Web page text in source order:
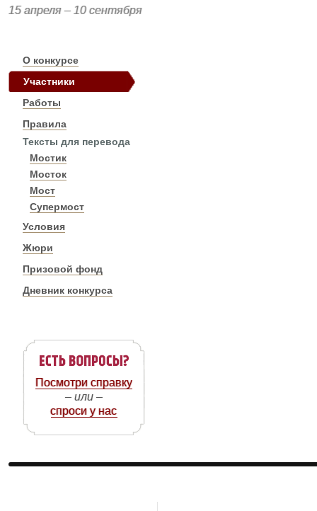
15 апреля – 10 сентября
О конкурсе
Участники
Работы
Правила
Тексты для перевода
Мостик
Мосток
Мост
Супермост
Условия
Жюри
Призовой фонд
Дневник конкурса
Посмотри справку
– или –
спроси у нас